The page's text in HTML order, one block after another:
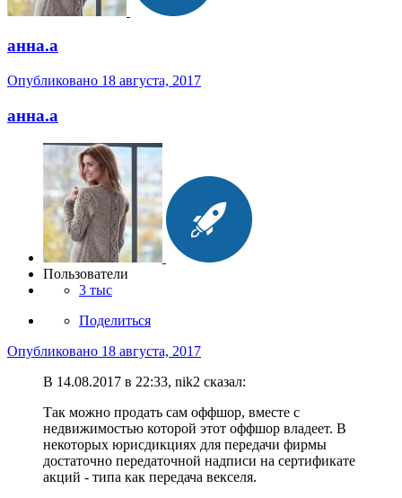
анна.a
Опубликовано 18 августа, 2017
анна.a
Пользователи
3 тыс
Поделиться
Опубликовано 18 августа, 2017
В 14.08.2017 в 22:33, nik2 сказал:
Так можно продать сам оффшор, вместе с
недвижимостью которой этот оффшор владеет. В
некоторых юрисдикциях для передачи фирмы
достаточно передаточной надписи на сертификате
акций - типа как передача векселя.